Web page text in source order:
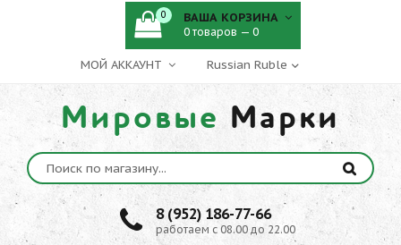
МОЙ АККАУНТ
Мировые Марки
8 (952) 186-77-66
работаем с 08.00 до 22.00
0 ВАША КОРЗИНА
0 товаров — 0